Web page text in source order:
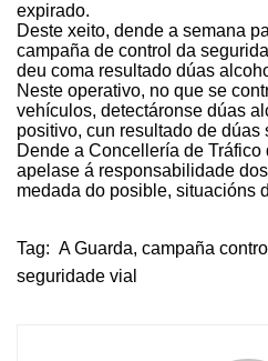
expirado.
Deste xeito, dende a semana
campaña de control da
deu coma resultado dúas
Neste operativo, no que se
vehículos, detectáronse dúas
positivo, cun resultado de
Dende a Concellería de
apelase á responsabilidade
medada do posible, situacións
Tag: A Guarda, campaña control
seguridade vial